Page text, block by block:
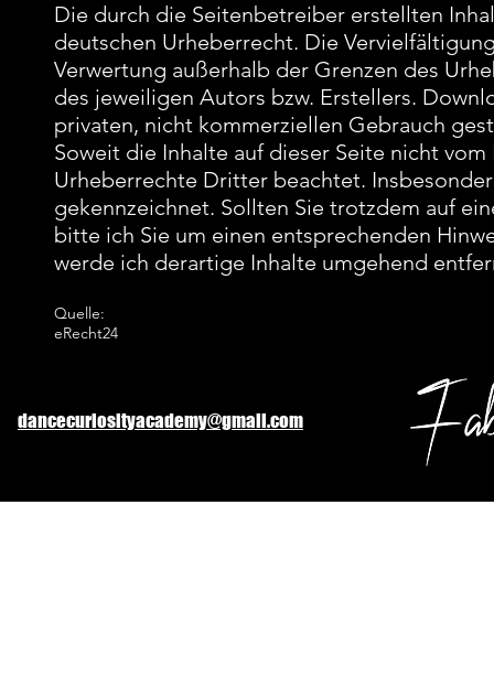
Die durch die Seitenbetreiber erstellten
deutschen Urheberrecht. Die
Verwertung außerhalb der Grenzen des
des jeweiligen Autors bzw. Erstellers.
privaten, nicht kommerziellen Gebrauch
Soweit die Inhalte auf dieser Seite nicht
Urheberrechte Dritter beachtet.
gekennzeichnet. Sollten Sie trotzdem auf
bitte ich Sie um einen entsprechenden
werde ich derartige Inhalte umgehend
Quelle:
eRecht24
dancecuriosityacademy@gmail.com